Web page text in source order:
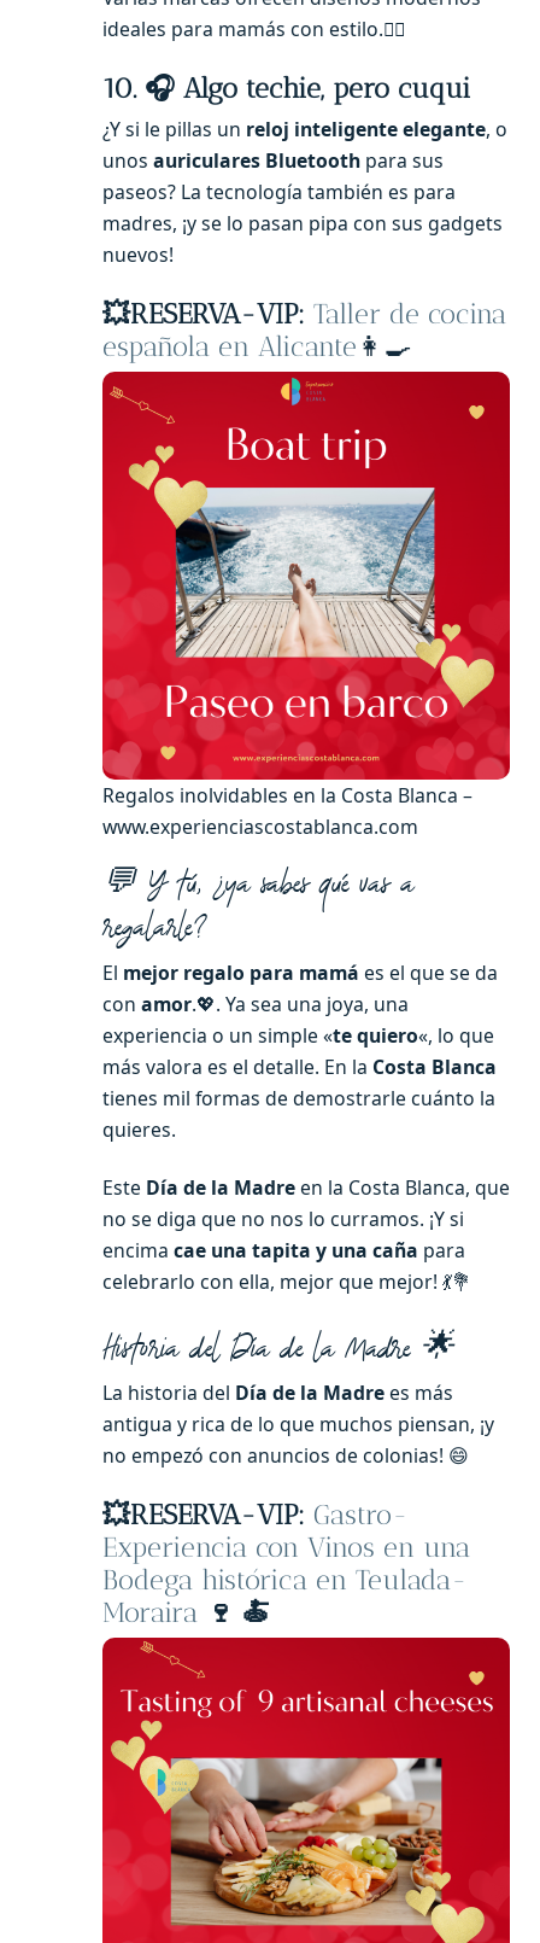
ideales para mamás con estilo.💁‍♀️
10. 🎧 Algo techie, pero cuqui
¿Y si le pillas un reloj inteligente elegante, o
unos auriculares Bluetooth para sus
paseos? La tecnología también es para
madres, ¡y se lo pasan pipa con sus gadgets
nuevos!
💥RESERVA-VIP: Taller de cocina
española en Alicante 👩‍🍳
Regalos inolvidables en la Costa Blanca –
www.experienciascostablanca.com
💬 Y tú, ¿ya sabes qué vas a
regalarle?
El mejor regalo para mamá es el que se da
con amor.💖. Ya sea una joya, una
experiencia o un simple «te quiero«, lo que
más valora es el detalle. En la Costa Blanca
tienes mil formas de demostrarle cuánto la
quieres.
Este Día de la Madreen la Costa Blanca, que
no se diga que no nos lo curramos. ¡Y si
encima cae una tapita y una caña para
celebrarlo con ella, mejor que mejor! 💃💐
Historia del Día de la Madre 🌟
La historia del Día de la Madrees más
antigua y rica de lo que muchos piensan, ¡y
no empezó con anuncios de colonias! 😄
💥RESERVA-VIP: Gastro-
Experiencia con Vinos en una
Bodega histórica en Teulada-
Moraira 🍷 🍝